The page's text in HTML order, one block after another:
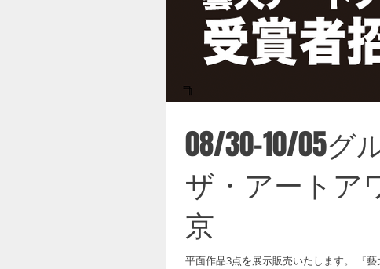
08/30-10/05グ
ザ・アートア
京
平面作品3点を展示販売いたします。 『